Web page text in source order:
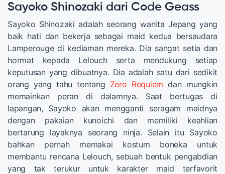
Sayoko Shinozaki dari Code Geass
Sayoko Shinozaki adalah seorang wanita Jepang yang
baik hati dan bekerja sebagai maid kedua bersaudara
Lamperouge di kediaman mereka. Dia sangat setia dan
hormat kepada Lelouch serta mendukung setiap
keputusan yang dibuatnya. Dia adalah satu dari sedikit
orang yang tahu tentang Zero Requiem dan mungkin
memainkan peran di dalamnya. Saat bertugas di
lapangan, Sayoko akan mengganti seragam maidnya
dengan pakaian kunoichi dan memiliki keahlian
bertarung layaknya seorang ninja. Selain itu Sayoko
bahkan pernah memakai kostum boneka untuk
membantu rencana Lelouch, sebuah bentuk pengabdian
yang tak terukur untuk karakter maid terfavorit